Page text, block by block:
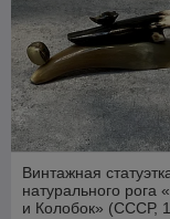
Винтажная
натурального рога
и Колобок» (СССР,